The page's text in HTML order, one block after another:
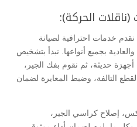
الحركة):
خدمات احترافية لصيانة
بجميع أنواعها. نبدأ بتشخيص
حديثة، ثم نقوم بفك الجير،
التالفة، وضبط المعايرة لضمان
إصلاح كراسي الجير،